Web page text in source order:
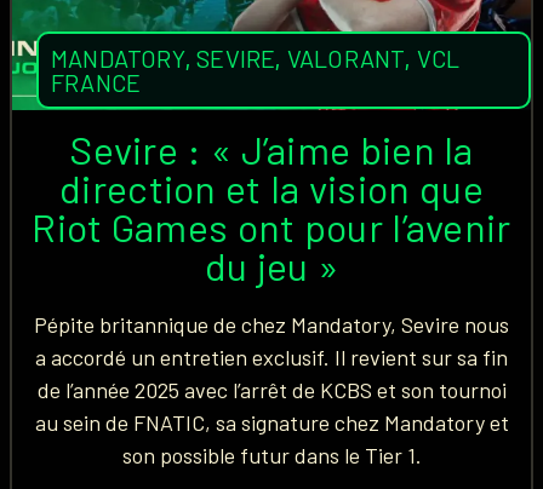
MANDATORY,SEVIRE, VALORANT, VCL
FRANCE
Sevire : « J’aime bien la
direction et la vision que
Riot Games ont pour l’avenir
du jeu »
Pépite britannique de chez Mandatory, Sevire nous
a accordé un entretien exclusif. Il revient sur sa fin
de l’année 2025 avec l’arrêt de KCBS et son tournoi
au sein de FNATIC, sa signature chez Mandatory et
son possible futur dans le Tier 1.